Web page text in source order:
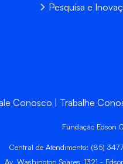
Pesquisa e
Conosco Trabalhe
Fundação Edson
Central de Atendimento: (85)
Av. Washington Soares, 1321 -